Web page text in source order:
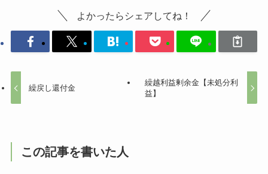
よかったらシェアしてね！
繰戻し還付金
繰越利益剰余金【未処分利
益】
この記事を書いた人